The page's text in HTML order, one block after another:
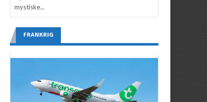
mystiske...
FRANKRIG